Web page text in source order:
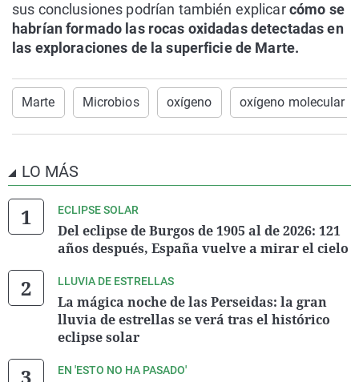
sus conclusiones podrían también explicarcómo se
habrían formado las rocas oxidadas detectadas en
las exploraciones de la superficie de Marte.
Marte Microbios oxígeno oxígeno molecular
LO MÁS
ECLIPSE SOLAR
Del eclipse de Burgos de 1905 al de 2026: 121
años después, España vuelve a mirar el cielo
LLUVIA DE ESTRELLAS
La mágica noche de las Perseidas: la gran
lluvia de estrellas se verá tras el histórico
eclipse solar
EN 'ESTO NO HA PASADO'